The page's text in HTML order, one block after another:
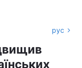
рус